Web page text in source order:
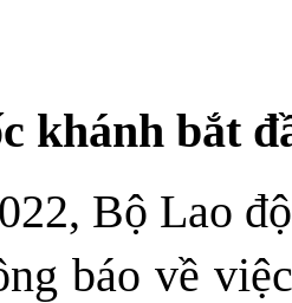
khánh bắt
Bộ Lao
báo về